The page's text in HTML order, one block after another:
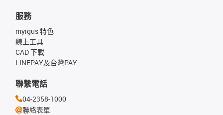
服務
myigus 特色
線上工具
CAD 下載
LINEPAY及台灣PAY
聯繫電話
04-2358-1000
聯絡表單